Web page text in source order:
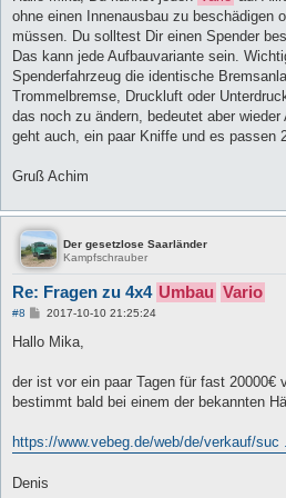
r
a
ohne einen Innenausbau zu beschädigen
müssen. Du solltest Dir einen Spender
Das kann jede Aufbauvariante sein.
Spenderfahrzeug die identische
Trommelbremse, Druckluft oder
das noch zu ändern, bedeutet aber
geht auch, ein paar Kniffe und es passen
Gruß Achim
Der gesetzlose Saarländer
Kampfschrauber
Re: Fragen zu 4x4 Umbau Vario
#8
B
i
a
2017-10-10 21:25:24
Hallo Mika,
der ist vor ein paar Tagen für fast 20000€
bestimmt bald bei einem der bekannten
https://www.vebeg.de/web/de/verkauf/suc
Denis